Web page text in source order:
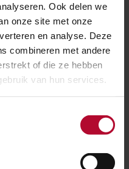
Ook delen we
onze site met onze
en analyse. Deze
combineren met andere
of die ze hebben
van hun services.
kunnen stallen.
met